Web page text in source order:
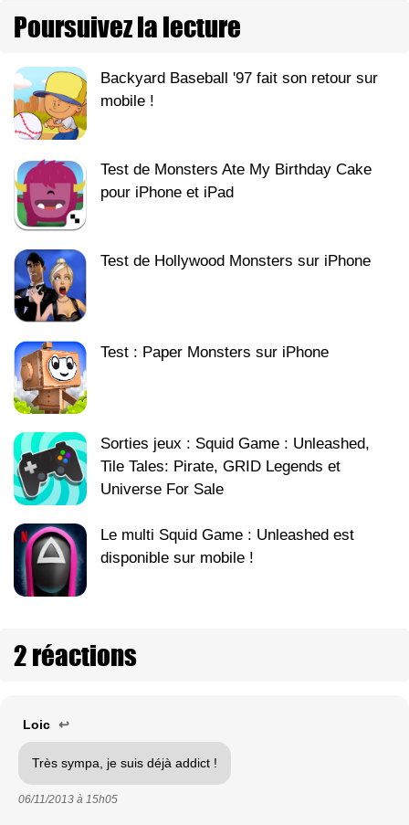
Poursuivez la lecture
Backyard Baseball '97 fait son retour sur
mobile !
Test de Monsters Ate My Birthday Cake
pour iPhone et iPad
Test de Hollywood Monsters sur iPhone
Test : Paper Monsters sur iPhone
Sorties jeux : Squid Game : Unleashed,
Tile Tales: Pirate, GRID Legends et
Universe For Sale
Le multi Squid Game : Unleashed est
disponible sur mobile !
2 réactions
Loic ↩
Très sympa, je suis déjà addict !
06/11/2013 à 15h05